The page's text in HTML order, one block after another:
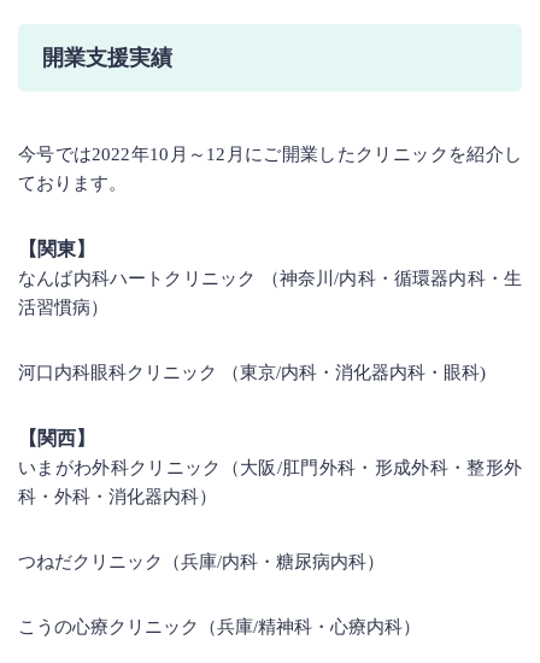
開業支援実績
今号では2022年10月～12月にご開業したクリニックを紹介し
ております。
【関東】
なんば内科ハートクリニック
（神奈川/内科・循環器内科・生
活習慣病）
河口内科眼科クリニック （東京/内科・消化器内科・眼科)
【関西】
いまがわ外科クリニック
（大阪/肛門外科・形成外科・整形外
科・外科・消化器内科）
つねだクリニック （兵庫/内科・糖尿病内科）
こうの心療クリニック （兵庫/精神科・心療内科）